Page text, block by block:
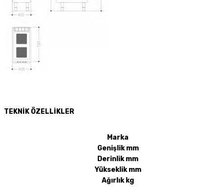
TEKNİK ÖZELLİKLER
Marka
Genişlik mm
Derinlik mm
Yükseklik mm
Ağırlık kg